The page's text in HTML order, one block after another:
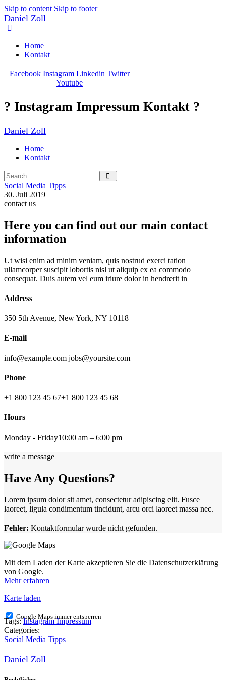
Skip to content Skip to footer
Daniel Zoll
Home
Kontakt
Facebook Instagram Linkedin Twitter
Youtube
? Instagram Impressum Kontakt ?
Daniel Zoll
Home
Kontakt
Social Media Tipps
30. Juli 2019
contact us
Here you can find out our main contact
information
Ut wisi enim ad minim veniam, quis nostrud exerci tation
ullamcorper suscipit lobortis nisl ut aliquip ex ea commodo
consequat. Duis autem vel eum iriure dolor in hendrerit in
Address
350 5th Avenue, New York, NY 10118‎
E-mail
info@example.com jobs@yoursite.com
Phone
+1 800 123 45 67+1 800 123 45 68
Hours
Monday - Friday10:00 am – 6:00 pm
write a message
Have Any Questions?
Lorem ipsum dolor sit amet, consectetur adipiscing elit. Fusce
laoreet, ligula condimentum tincidunt, arcu orci laoreet massa nec.
Fehler: Kontaktformular wurde nicht gefunden.
Mit dem Laden der Karte akzeptieren Sie die Datenschutzerklärung
von Google.
Mehr erfahren
Karte laden
Google Maps immer entsperren
Tags: Instagram Impressum
Categories:
Social Media Tipps
Daniel Zoll